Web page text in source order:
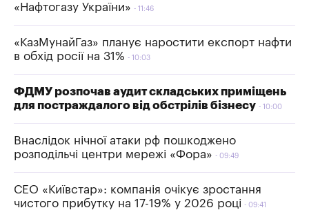
«Нафтогазу України»
11:46
«КазМунайГаз» планує наростити експорт нафти
в обхід росії на 31%
10:03
ФДМУ розпочав аудит складських приміщень
для постраждалого від обстрілів бізнесу
10:00
Внаслідок нічної атаки рф пошкоджено
розподільчі центри мережі «Фора»
09:49
СЕО «Київстар»: компанія очікує зростання
чистого прибутку на 17-19% у 2026 році
09:41